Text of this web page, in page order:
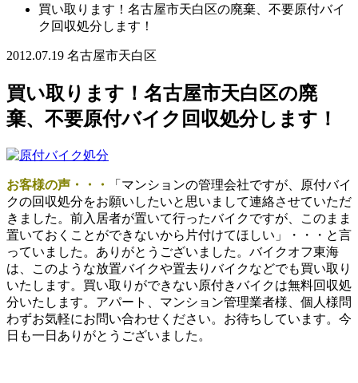
買い取ります！名古屋市天白区の廃棄、不要原付バイ
ク回収処分します！
2012.07.19 名古屋市天白区
買い取ります！名古屋市天白区の廃
棄、不要原付バイク回収処分します！
お客様の声・・・
「マンションの管理会社ですが、原付バイ
クの回収処分をお願いしたいと思いまして連絡させていただ
きました。前入居者が置いて行ったバイクですが、このまま
置いておくことができないから片付けてほしい」・・・と言
っていました。ありがとうございました。バイクオフ東海
は、このような放置バイクや置去りバイクなどでも買い取り
いたします。買い取りができない原付きバイクは無料回収処
分いたします。アパート、マンション管理業者様、個人様問
わずお気軽にお問い合わせください。お待ちしています。今
日も一日ありがとうございました。